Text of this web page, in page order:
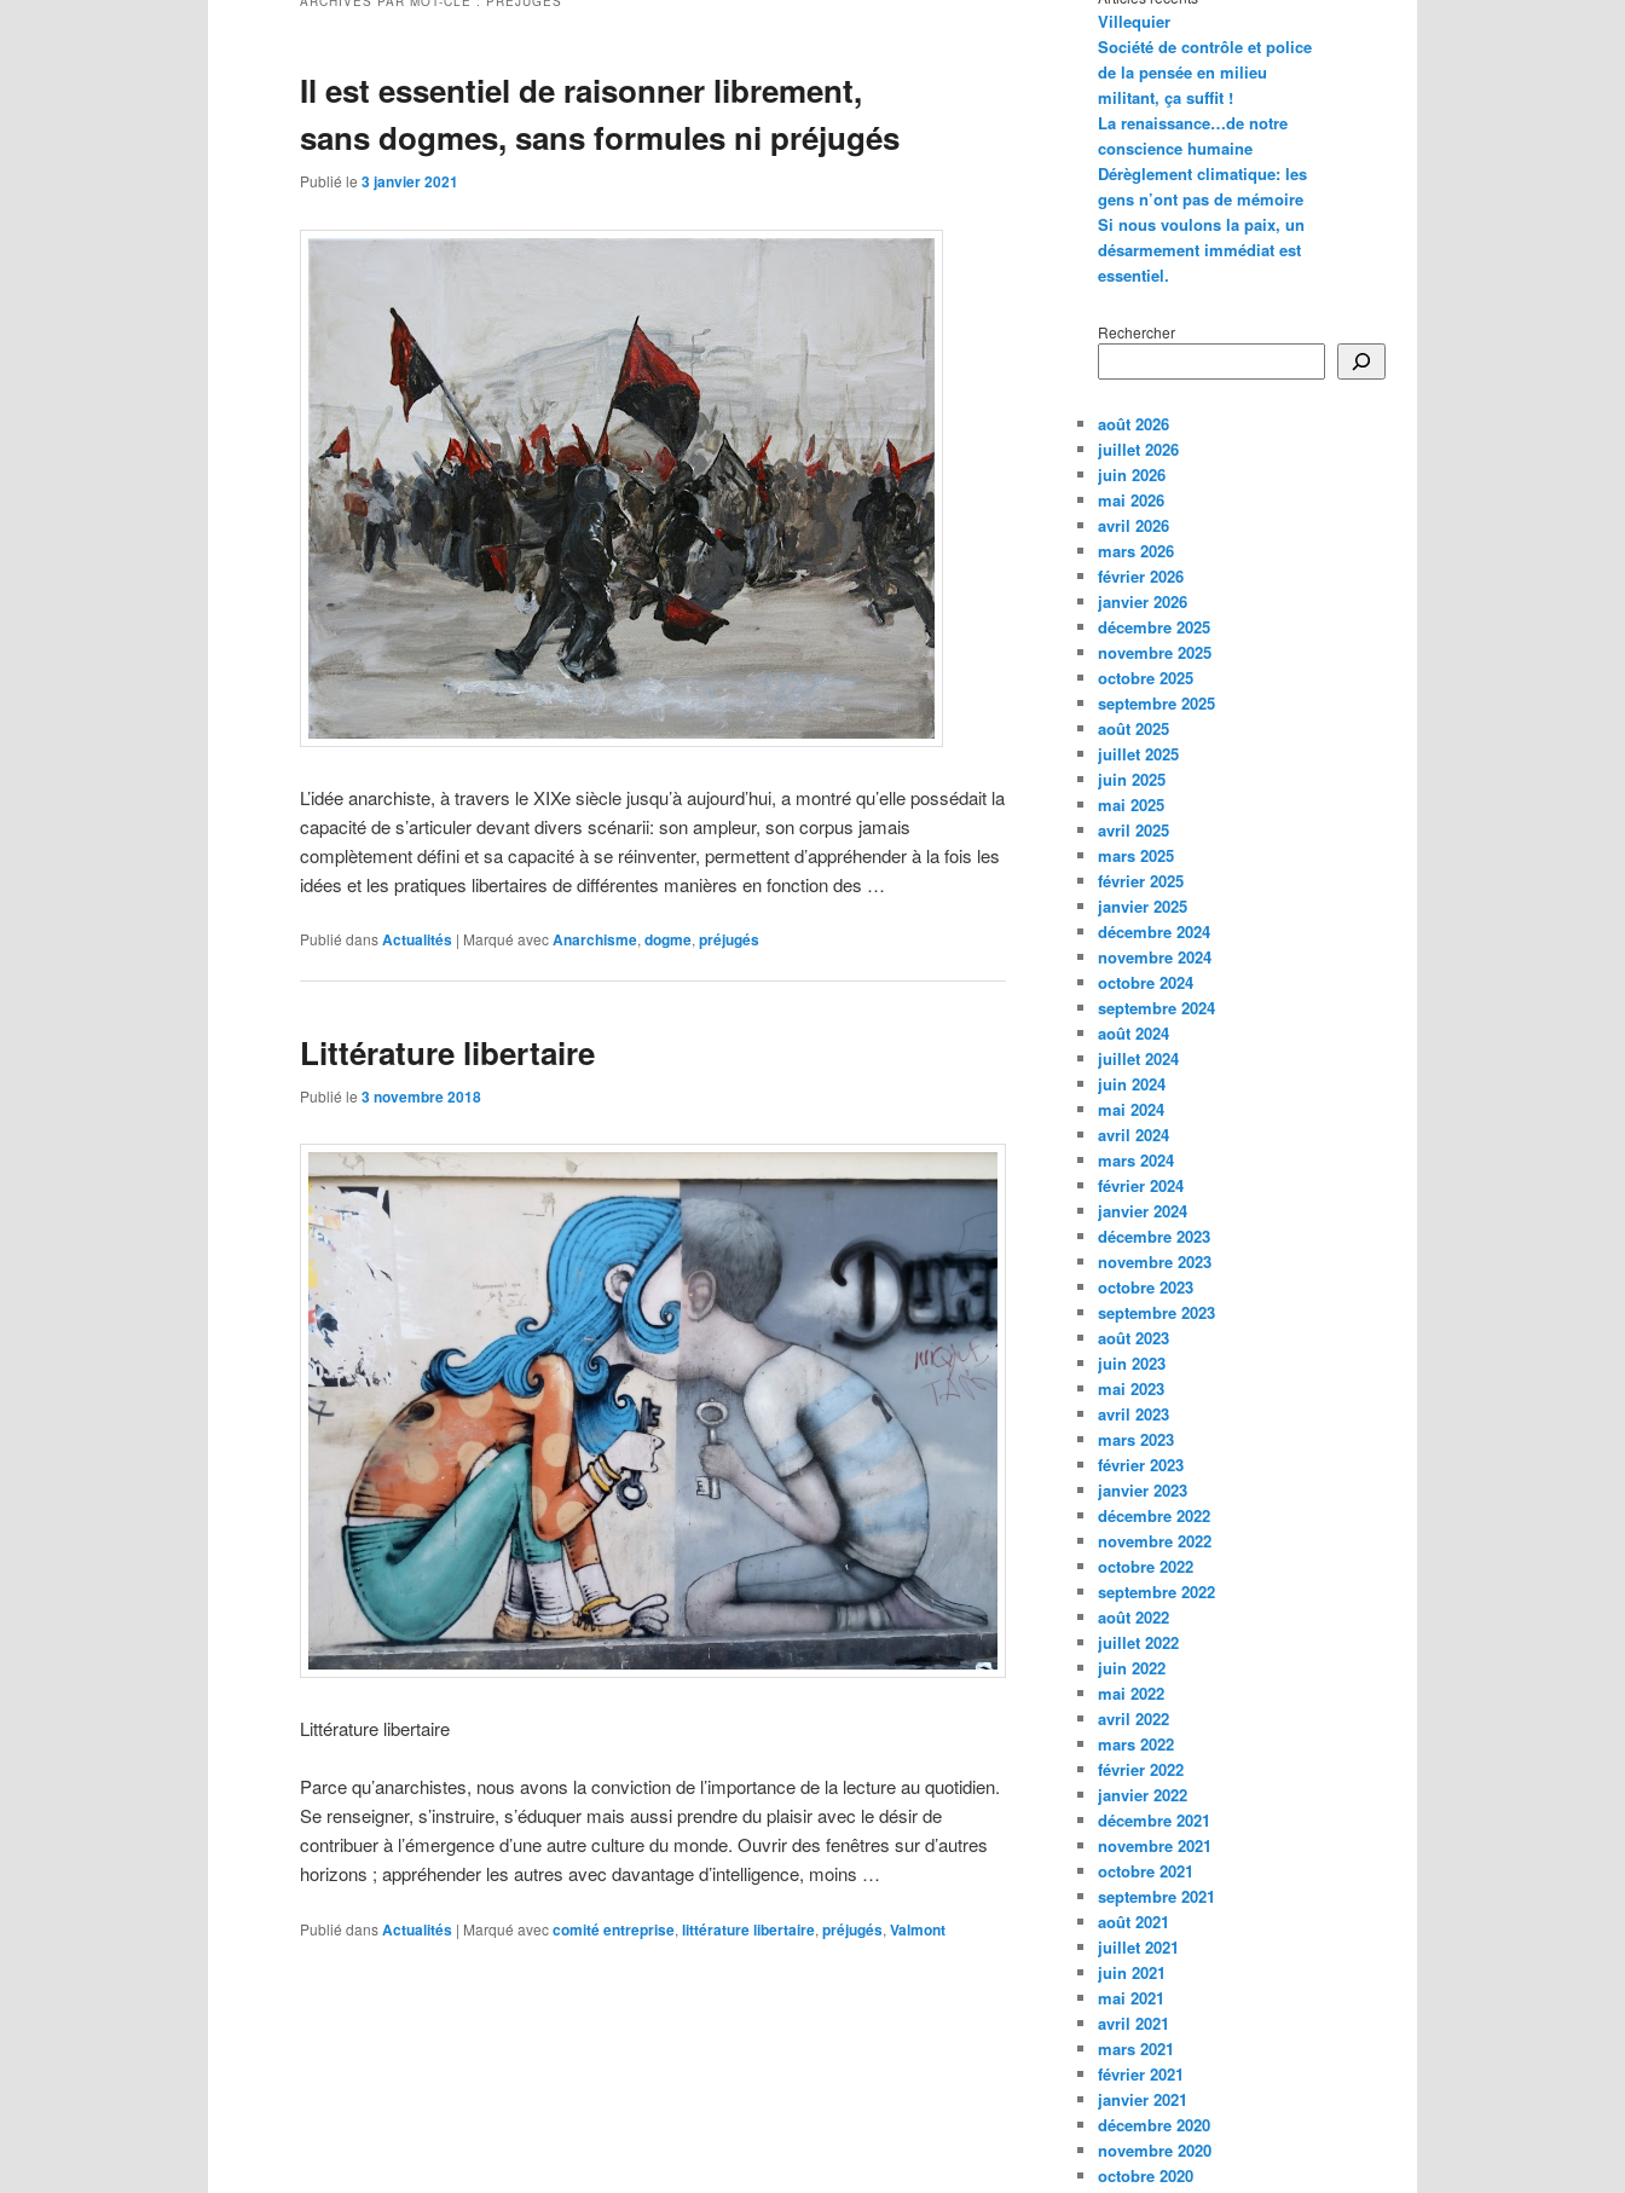
Il est essentiel de raisonner librement,
sans dogmes, sans formules ni préjugés
Publié le 3 janvier 2021
L’idée anarchiste, à travers le XIXe siècle jusqu’à aujourd’hui, a montré qu’elle possédait la
capacité de s’articuler devant divers scénarii: son ampleur, son corpus jamais
complètement défini et sa capacité à se réinventer, permettent d’appréhender à la fois les
idées et les pratiques libertaires de différentes manières en fonction des …
Publié dansActualités | Marqué avecAnarchisme, dogme, préjugés
Littérature libertaire
Publié le 3 novembre 2018
Littérature libertaire
Parce qu’anarchistes, nous avons la conviction de l’importance de la lecture au quotidien.
Se renseigner, s’instruire, s’éduquer mais aussi prendre du plaisir avec le désir de
contribuer à l’émergence d’une autre culture du monde. Ouvrir des fenêtres sur d’autres
horizons ; appréhender les autres avec davantage d’intelligence, moins …
Publié dansActualités | Marqué aveccomité entreprise, littérature libertaire, préjugés, Valmont
Villequier
Société de contrôle et police
de la pensée en milieu
militant, ça suffit !
La renaissance…de notre
conscience humaine
Dérèglement climatique: les
gens n’ont pas de mémoire
Si nous voulons la paix, un
désarmement immédiat est
essentiel.
Rechercher
août 2026
juillet 2026
juin 2026
mai 2026
avril 2026
mars 2026
février 2026
janvier 2026
décembre 2025
novembre 2025
octobre 2025
septembre 2025
août 2025
juillet 2025
juin 2025
mai 2025
avril 2025
mars 2025
février 2025
janvier 2025
décembre 2024
novembre 2024
octobre 2024
septembre 2024
août 2024
juillet 2024
juin 2024
mai 2024
avril 2024
mars 2024
février 2024
janvier 2024
décembre 2023
novembre 2023
octobre 2023
septembre 2023
août 2023
juin 2023
mai 2023
avril 2023
mars 2023
février 2023
janvier 2023
décembre 2022
novembre 2022
octobre 2022
septembre 2022
août 2022
juillet 2022
juin 2022
mai 2022
avril 2022
mars 2022
février 2022
janvier 2022
décembre 2021
novembre 2021
octobre 2021
septembre 2021
août 2021
juillet 2021
juin 2021
mai 2021
avril 2021
mars 2021
février 2021
janvier 2021
décembre 2020
novembre 2020
octobre 2020